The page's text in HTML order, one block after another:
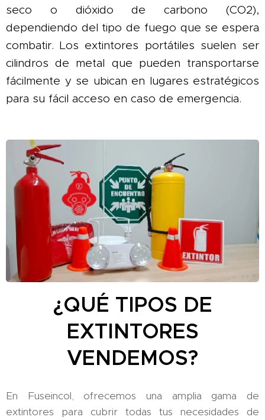
seco o dióxido de carbono (CO2),
dependiendo del tipo de fuego que se espera
combatir. Los extintores portátiles suelen ser
cilindros de metal que pueden transportarse
fácilmente y se ubican en lugares estratégicos
para su fácil acceso en caso de emergencia.
¿QUÉ TIPOS DE
EXTINTORES
VENDEMOS?
En Fuseincol, ofrecemos una amplia gama de
extintores para cubrir todas tus necesidades de